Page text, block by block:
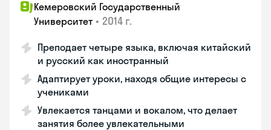
Кемеровский Государственный
Университет • 2014 г.
Преподает четыре языка, включая китайский
и русский как иностранный
Адаптирует уроки, находя общие интересы с
учениками
Увлекается танцами и вокалом, что делает
занятия более увлекательными